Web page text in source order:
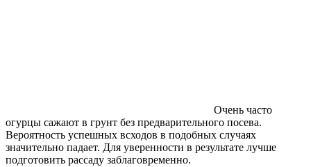
Очень часто
огурцы сажают в грунт без предварительного посева.
Вероятность успешных всходов в подобных случаях
значительно падает. Для уверенности в результате лучше
подготовить рассаду заблаговременно.